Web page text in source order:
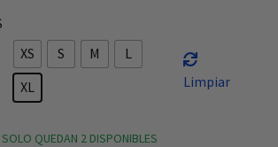
XS S M
L
XL
Limpiar
SOLO QUEDAN 2 DISPONIBLES